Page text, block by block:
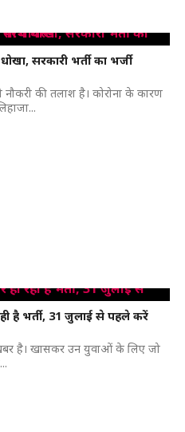
सरकारी भर्ती का भर्जी
की तलाश है। कोरोना के कारण
है भर्ती, 31 जुलाई से पहले करें
है। खासकर उन युवाओं के लिए जो